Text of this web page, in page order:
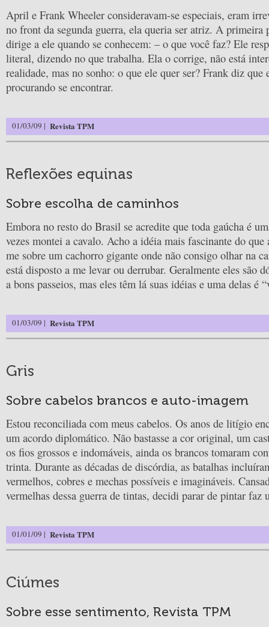
April e Frank Wheeler consideravam-se especiais, eram
no front da segunda guerra, ela queria ser atriz. A primeira
dirige a ele quando se conhecem: – o que você faz? Ele
literal, dizendo no que trabalha. Ela o corrige, não está
realidade, mas no sonho: o que ele quer ser? Frank diz que
procurando se encontrar.
01/03/09 | Revista TPM
Reflexões equinas
Sobre escolha de caminhos
Embora no resto do Brasil se acredite que toda gaúcha é
vezes montei a cavalo. Acho a idéia mais fascinante do
me sobre um cachorro gigante onde não consigo olhar na
está disposto a me levar ou derrubar. Geralmente eles são
a bons passeios, mas eles têm lá suas idéias e uma delas é
01/03/09 | Revista TPM
Gris
Sobre cabelos brancos e auto-imagem
Estou reconciliada com meus cabelos. Os anos de litígio
um acordo diplomático. Não bastasse a cor original, um
os fios grossos e indomáveis, ainda os brancos tomaram
trinta. Durante as décadas de discórdia, as batalhas
vermelhos, cobres e mechas possíveis e imagináveis.
vermelhas dessa guerra de tintas, decidi parar de pintar faz
01/01/09 | Revista TPM
Ciúmes
Sobre esse sentimento, Revista TPM